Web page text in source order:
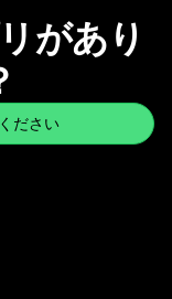
があり
ださい